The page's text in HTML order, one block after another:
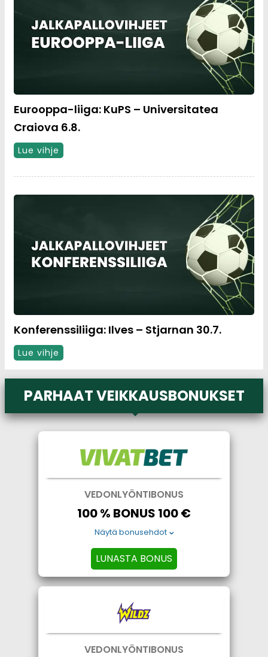
Eurooppa-liiga: KuPS – Universitatea
Craiova 6.8.
Lue vihje
Konferenssiliiga: Ilves – Stjarnan 30.7.
Lue vihje
PARHAAT VEIKKAUSBONUKSET
VEDONLYÖNTIBONUS
100 % BONUS 100 €
Näytä bonusehdot
LUNASTA BONUS
VEDONLYÖNTIBONUS